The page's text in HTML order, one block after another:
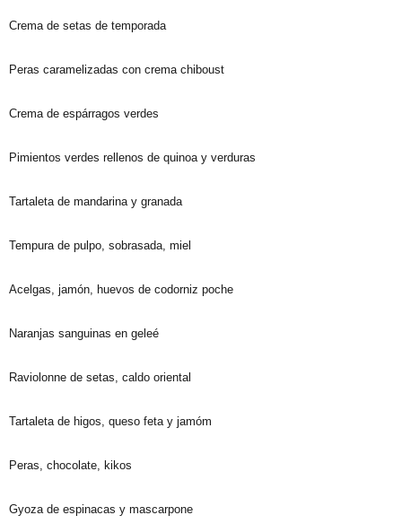
Crema de setas de temporada
Peras caramelizadas con crema chiboust
Crema de espárragos verdes
Pimientos verdes rellenos de quinoa y verduras
Tartaleta de mandarina y granada
Tempura de pulpo, sobrasada, miel
Acelgas, jamón, huevos de codorniz poche
Naranjas sanguinas en geleé
Raviolonne de setas, caldo oriental
Tartaleta de higos, queso feta y jamóm
Peras, chocolate, kikos
Gyoza de espinacas y mascarpone